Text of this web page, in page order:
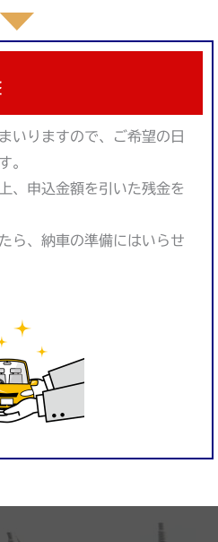
いりますので、ご希望の日
。
、申込金額を引いた残金を
ら、納車の準備にはいらせ